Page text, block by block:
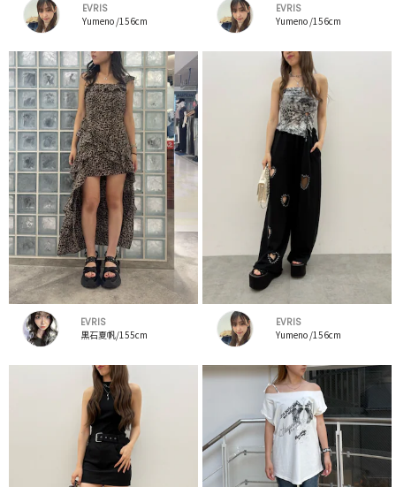
EVRIS
Yumeno /156cm
EVRIS
Yumeno /156cm
EVRIS
黒石夏帆/155cm
EVRIS
Yumeno /156cm